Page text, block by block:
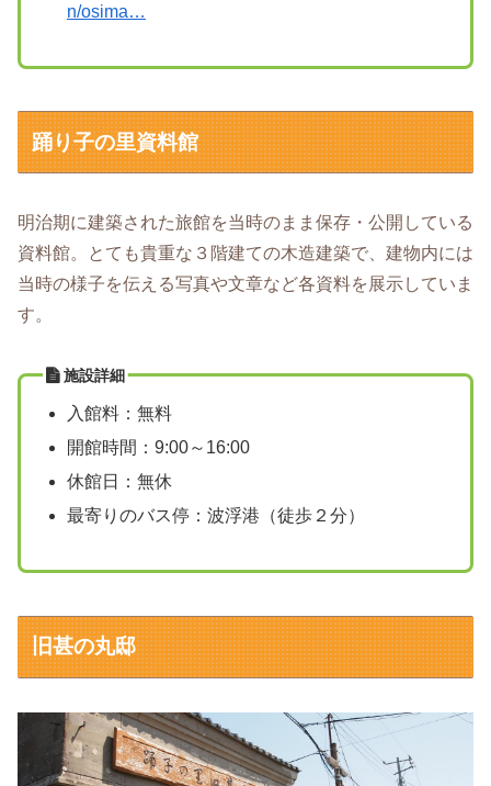
n/osima…
踊り子の里資料館
明治期に建築された旅館を当時のまま保存・公開している
資料館。とても貴重な３階建ての木造建築で、建物内には
当時の様子を伝える写真や文章など各資料を展示していま
す。
施設詳細
入館料：無料
開館時間：9:00～16:00
休館日：無休
最寄りのバス停：波浮港（徒歩２分）
旧甚の丸邸